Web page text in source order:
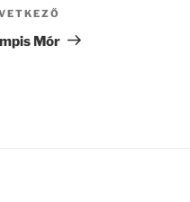
bejegyzés
Mór